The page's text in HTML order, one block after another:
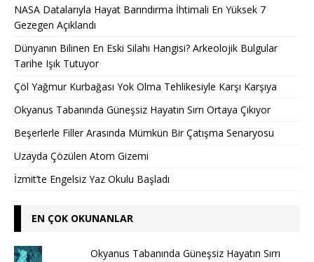
NASA Datalarıyla Hayat Barındırma İhtimali En Yüksek 7
Gezegen Açıklandı
Dünyanın Bilinen En Eski Silahı Hangisi? Arkeolojik Bulgular
Tarihe Işık Tutuyor
Çöl Yağmur Kurbağası Yok Olma Tehlikesiyle Karşı Karşıya
Okyanus Tabanında Güneşsiz Hayatın Sırrı Ortaya Çıkıyor
Beşerlerle Filler Arasında Mümkün Bir Çatışma Senaryosu
Uzayda Çözülen Atom Gizemi
İzmit’te Engelsiz Yaz Okulu Başladı
EN ÇOK OKUNANLAR
Okyanus Tabanında Güneşsiz Hayatın Sırrı